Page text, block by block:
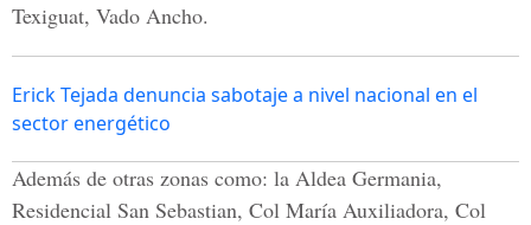
Texiguat, Vado Ancho.
Erick Tejada denuncia sabotaje a nivel nacional en el
sector energético
Además de otras zonas como: la Aldea Germania,
Residencial San Sebastian, Col María Auxiliadora, Col